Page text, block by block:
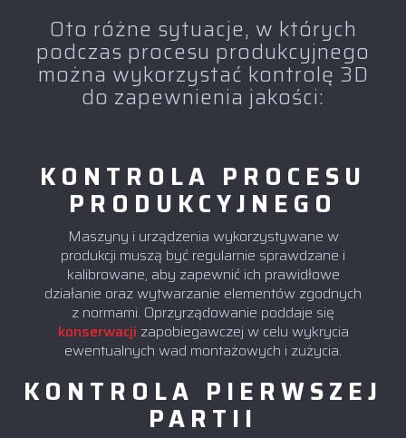
Oto różne sytuacje, w których
podczas procesu produkcyjnego
można wykorzystać kontrolę 3D
do zapewnienia jakości:
KONTROLA PROCESU
PRODUKCYJNEGO
Maszyny i urządzenia wykorzystywane w
produkcji muszą być regularnie sprawdzane i
kalibrowane, aby zapewnić ich prawidłowe
działanie oraz wytwarzanie elementów zgodnych
z normami. Oprzyrządowanie poddaje się
konserwacji zapobiegawczej w celu wykrycia
ewentualnych wad montażowych i zużycia.
KONTROLA PIERWSZEJ
PARTII